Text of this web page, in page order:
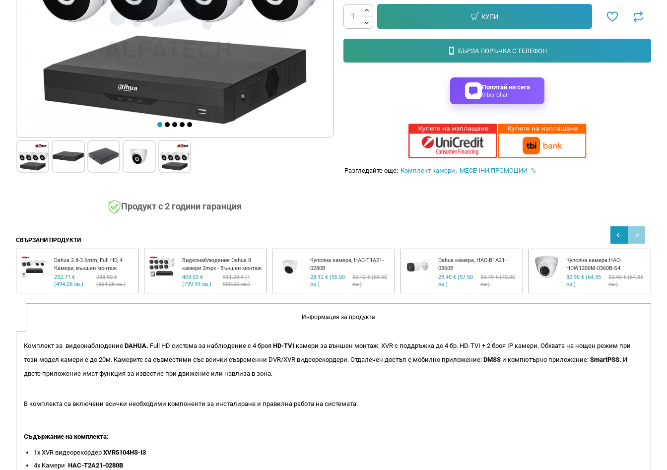
Продукт с 2 години гаранция
КУПИ
БЪРЗА ПОРЪЧКА С ТЕЛЕФОН
Попитай ни сега
Viber Chat
Разгледайте още: Комплект камери МЕСЕЧНИ ПРОМОЦИИ -%
СВЪРЗАНИ ПРОДУКТИ
Dahua 2.8-3.6mm, Full HD, 4
Камери, външен монтаж
252.71 €
(494.26 лв.)
288.50 €
(564.26 лв.)
Видеонаблюдение Dahua 8
камери 2mpx - Външен монтаж
409.03 €
(799.99 лв.)
511.29 € (1
000.00 лв.)
Куполна камера, HAC-T1A21-
0280B
28.12 € (55.00
лв.)
30.42 € (59.50
лв.)
Dahua камера, HAC-B1A21-
0360B
29.40 € (57.50
лв.)
35.79 € (70.00
лв.)
Куполна камера HAC-
HDW1200M-0360B-S4
32.90 € (64.35
лв.)
32.90 € (64.35
лв.)
Информация за продукта
Комплект за видеонаблюдение DAHUA. Full HD система за наблюдение с 4 броя HD-TVI камери за външен монтаж. XVR с поддръжка до 4 бр. HD-TVI + 2 броя IP камери. Обхвата на нощен режим при
този модел камери е до 20м. Камерите са съвместими със всички съвременни DVR/XVR видеорекордери. Отдалечен достъп с мобилно приложение: DMSS и компютърно приложение: SmartPSS. И
двете приложение имат функция за известие при движение или навлиза в зона.
В комплекта са включени всички необходими компоненти за инсталиране и правилна работа на системата.
Съдържание на комплекта:
1x XVR видеорекордер XVR5104HS-I3
4x Kамери HAC-T2A21-0280B